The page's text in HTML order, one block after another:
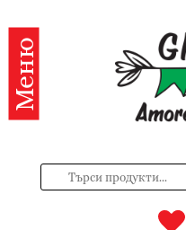
Категории
Продукти
нас
Меню